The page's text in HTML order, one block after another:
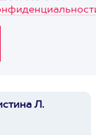
Л.